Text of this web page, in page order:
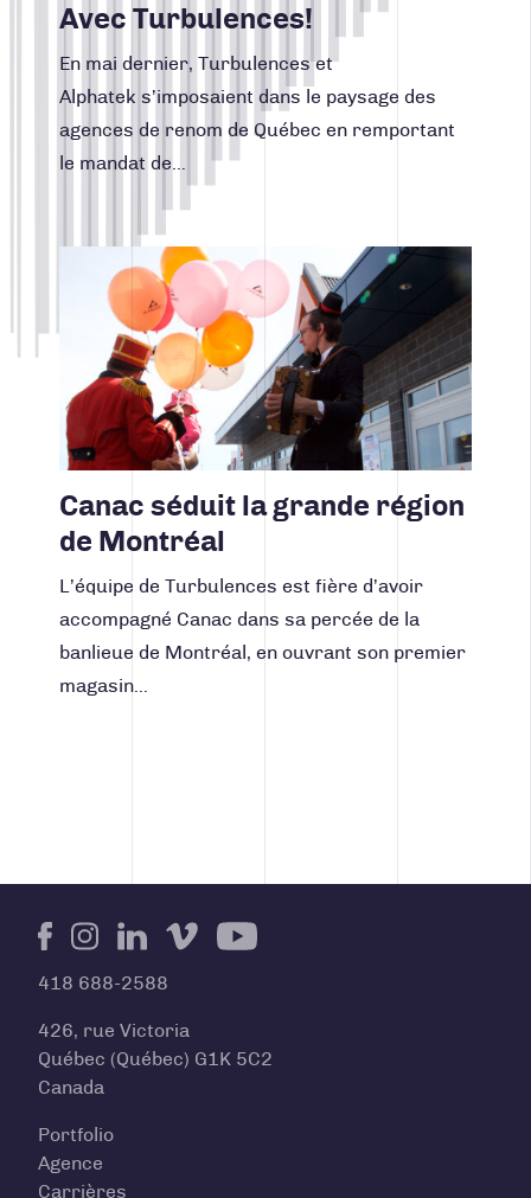
STRATÉGIE DE MARQUE
UNCATEGORIZED
Avec Turbulences!
En mai dernier, Turbulences et
Alphatek s’imposaient dans le paysage des
agences de renom de Québec en remportant
le mandat de…
Canac séduit la grande région
de Montréal
L’équipe de Turbulences est fière d’avoir
accompagné Canac dans sa percée de la
banlieue de Montréal, en ouvrant son premier
magasin…
418 688-2588
426, rue Victoria
Québec (Québec) G1K 5C2
Canada
Portfolio
Agence
Carrières